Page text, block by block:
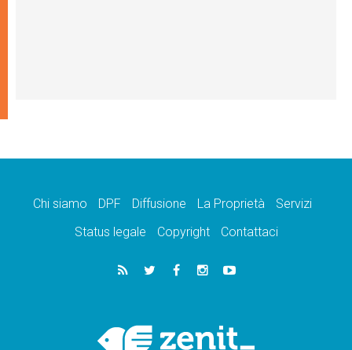
Chi siamo DPF Diffusione La Proprietà
Servizi
Status legale
Copyright Contattaci